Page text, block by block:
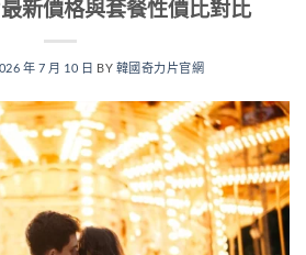
新價格與套餐性價比對比
年 7 月 10 日 BY 韓國奇力片官網